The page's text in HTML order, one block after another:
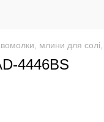
млини для
4446BS